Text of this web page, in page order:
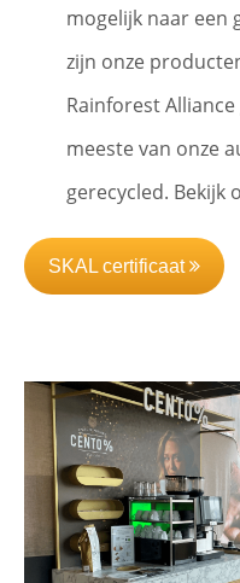
mogelijk naar een
zijn onze
Rainforest
meeste van onze
gerecycled. Bekijk
SKAL certificaat